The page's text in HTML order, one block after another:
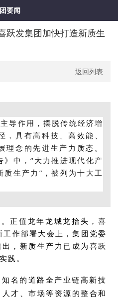
要闻
跃发集团加快打造新质生
返回列表
导作用，摆脱传统经济增
，具有高科技、高效能、
理念的先进生产力质态。
中，“大力推进现代化产
生产力”，被列为十大工
正值龙年龙城龙抬头，喜
作部署大会上，集团党委
，新质生产力已成为喜跃
践。
名的道路全产业链高新技
才、市场等资源的整合和